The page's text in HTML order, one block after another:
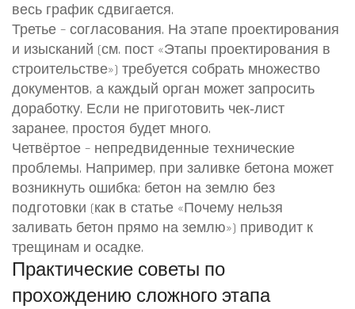
весь график сдвигается.
Третье – согласования. На этапе проектирования
и изысканий (см. пост «Этапы проектирования в
строительстве») требуется собрать множество
документов, а каждый орган может запросить
доработку. Если не приготовить чек‑лист
заранее, простоя будет много.
Четвёртое – непредвиденные технические
проблемы. Например, при заливке бетона может
возникнуть ошибка: бетон на землю без
подготовки (как в статье «Почему нельзя
заливать бетон прямо на землю») приводит к
трещинам и осадке.
Практические советы по
прохождению сложного этапа